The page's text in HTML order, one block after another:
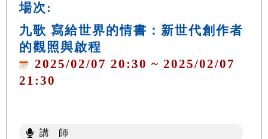
場次:
九歌 寫給世界的情書：新世代創作者
的觀照與啟程
2025/02/07 20:30 ~ 2025/02/07
21:30
講 師